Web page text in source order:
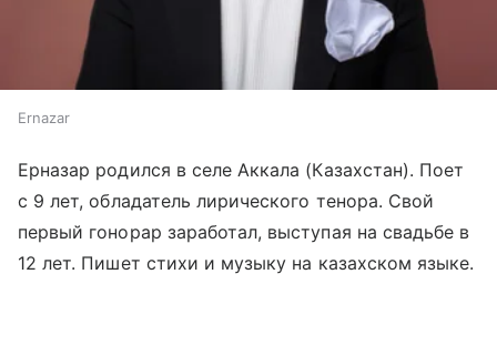
Ernazar
Ерназар родился в селе Аккала (Казахстан). Поет
с 9 лет, обладатель лирического тенора. Свой
первый гонорар заработал, выступая на свадьбе в
12 лет. Пишет стихи и музыку на казахском языке.